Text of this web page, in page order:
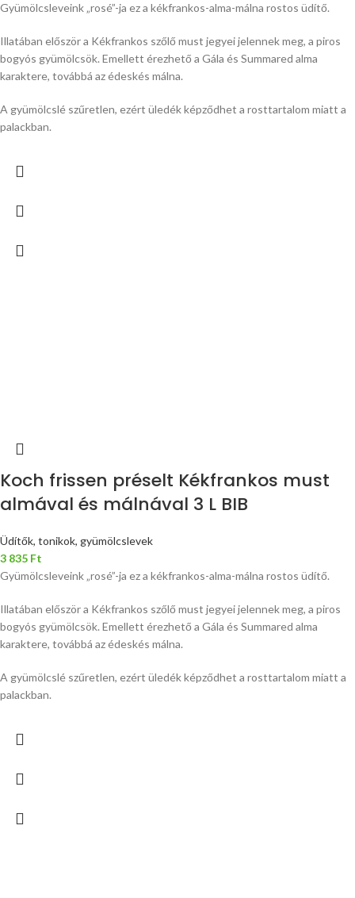
Gyümölcsleveink „rosé”-ja ez a kékfrankos-alma-málna rostos üdítő.
Illatában először a Kékfrankos szőlő must jegyei jelennek meg, a piros
bogyós gyümölcsök. Emellett érezhető a Gála és Summared alma
karaktere, továbbá az édeskés málna.
A gyümölcslé szűretlen, ezért üledék képződhet a rosttartalom miatt a
palackban.
Koch frissen préselt Kékfrankos must
almával és málnával 3 L BIB
Üdítők, tonikok, gyümölcslevek
3 835 Ft
Gyümölcsleveink „rosé”-ja ez a kékfrankos-alma-málna rostos üdítő.
Illatában először a Kékfrankos szőlő must jegyei jelennek meg, a piros
bogyós gyümölcsök. Emellett érezhető a Gála és Summared alma
karaktere, továbbá az édeskés málna.
A gyümölcslé szűretlen, ezért üledék képződhet a rosttartalom miatt a
palackban.